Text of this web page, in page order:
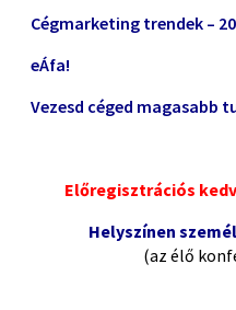
Cégmarketing trendek –
eÁfa!
Vezesd céged magasabb
Előregisztrációs
Helyszínen
(az élő